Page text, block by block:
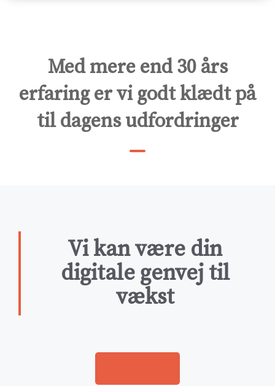
Med mere end 30 års
erfaring er vi godt klædt på
til dagens udfordringer
Vi kan være din
digitale genvej til
vækst